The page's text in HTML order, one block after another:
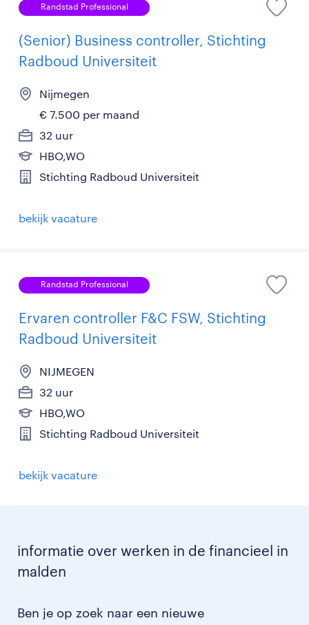
Randstad Professional
(Senior) Business controller, Stichting
Radboud Universiteit
Nijmegen
€ 7.500 per maand
32 uur
HBO,WO
Stichting Radboud Universiteit
bekijk vacature
Randstad Professional
Ervaren controller F&C FSW, Stichting
Radboud Universiteit
NIJMEGEN
32 uur
HBO,WO
Stichting Radboud Universiteit
bekijk vacature
informatie over werken in de financieel in
malden
Ben je op zoek naar een nieuwe